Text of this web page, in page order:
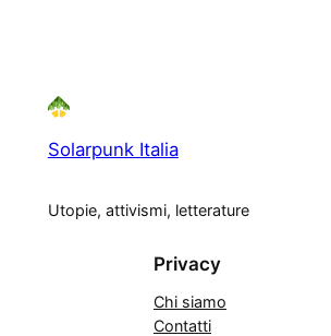
Solarpunk Italia
Utopie, attivismi, letterature
Privacy
Chi siamo
Contatti